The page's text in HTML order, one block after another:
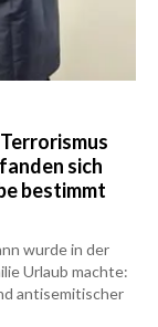
sich
bestimmt
wurde in der
Urlaub machte:
antisemitischer